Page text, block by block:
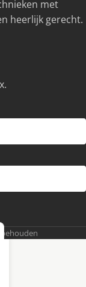
met
heerlijk gerecht.